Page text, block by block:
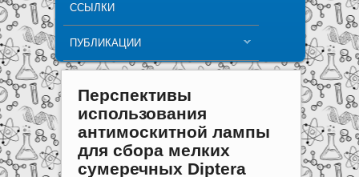
ССЫЛКИ
ПУБЛИКАЦИИ
Перспективы
использования
антимоскитной лампы
для сбора мелких
сумеречных Diptera